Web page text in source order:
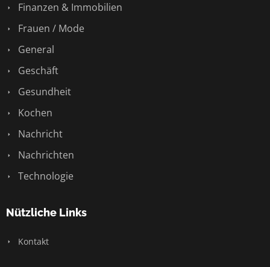
Finanzen & Immobilien
Frauen / Mode
General
Geschäft
Gesundheit
Kochen
Nachricht
Nachrichten
Technologie
Nützliche Links
Kontakt